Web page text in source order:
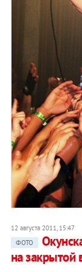
12 августа 2011, 15:47
ФОТО
на закрытой